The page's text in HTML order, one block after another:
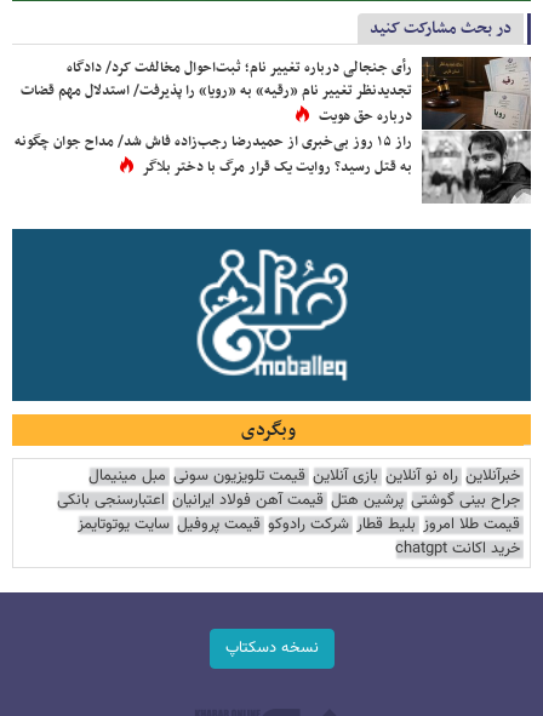
در بحث مشارکت کنید
رأی جنجالی درباره تغییر نام؛ ثبت‌احوال مخالفت کرد/ دادگاه
تجدیدنظر تغییر نام «رقیه» به «رویا» را پذیرفت/ استدلال مهم قضات
درباره حق هویت
راز ۱۵ روز بی‌خبری از حمیدرضا رجب‌زاده فاش شد/ مداح جوان چگونه
به قتل رسید؟ روایت یک قرار مرگ با دختر بلاگر
وبگردی
خبرآنلاین راه نو آنلاین بازی آنلاین قیمت تلویزیون سونی مبل مینیمال
جراح بینی گوشتی پرشین هتل قیمت آهن فولاد ایرانیان اعتبارسنجی بانکی
قیمت طلا امروز بلیط قطار شرکت رادوکو قیمت پروفیل سایت یوتوتایمز
خرید اکانت chatgpt
نسخه دسکتاپ